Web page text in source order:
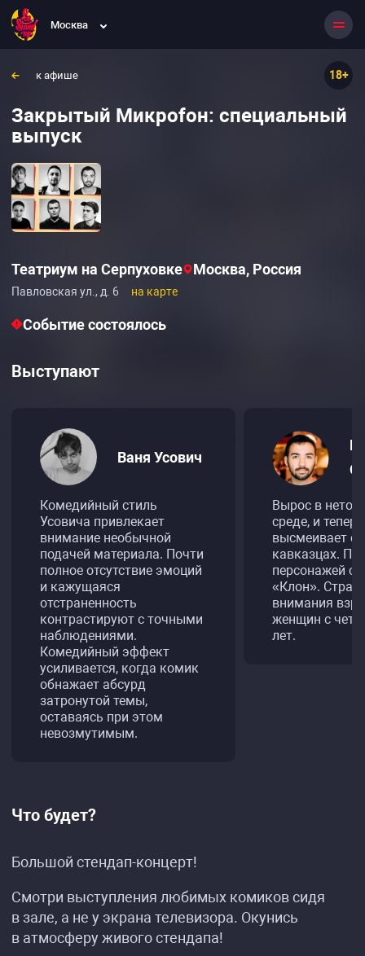
Москва
к афише 18+
Закрытый Микроfон: специальный
выпуск
Театриум на Серпуховке Москва, Россия
Павловская ул., д. 6 на карте
Событие состоялось
Выступают
Ваня Усович
Комедийный стиль
Усовича привлекает
внимание необычной
подачей материала. Почти
полное отсутствие эмоций
и кажущаяся
отстраненность
контрастируют с точными
наблюдениями.
Комедийный эффект
усиливается, когда комик
обнажает абсурд
затронутой темы,
оставаясь при этом
невозмутимым.
Вырос в
среде, и теперь
высмеивает
кавказцах.
персонажей
«Клон».
внимания
женщин с
лет.
Что будет?
Большой стендап-концерт!
Смотри выступления любимых комиков сидя
в зале, а не у экрана телевизора. Окунись
в атмосферу живого стендапа!